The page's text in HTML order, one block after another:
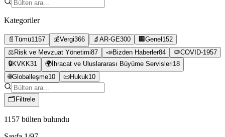
Kategoriler
📄 Tümü1157 💰Vergi366 🔬 AR-GE300 🏢 Genel 152
⚖️ Risk ve Mevzuat Yönetimi87 📣Bizden Haberler84 🦠COVID-1957
🔒KVKK31 🌍 İhracat ve Uluslararası Büyüme Servisleri18
🌐Globalleşme10 📜Hukuk10
🗂 Filtrele
1157 bülten bulundu